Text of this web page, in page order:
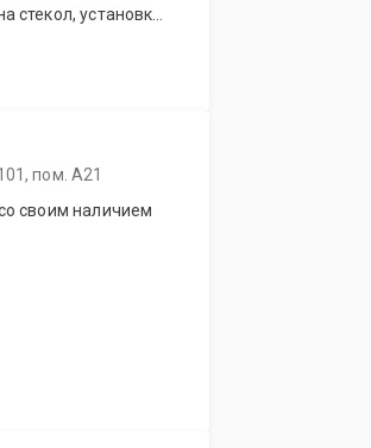
установка
магазин
пом. А21
своим наличием